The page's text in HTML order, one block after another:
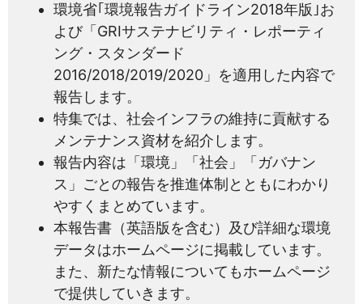
環境省｢環境報告ガイドライン2018年版｣お
よび「GRIサステナビリティ・レポーティ
ング・スタンダード
2016/2018/2019/2020」を適用した内容で
報告します。
特集では、社会インフラの維持に貢献する
メンテナンス資材を紹介します。
報告内容は「環境」「社会」「ガバナン
ス」ごとの報告を推進体制とともにわかり
やすくまとめています。
本報告書（英語版を含む）及び詳細な環境
データはホームページに掲載しています。
また、新たな情報についてもホームページ
で提供していきます。